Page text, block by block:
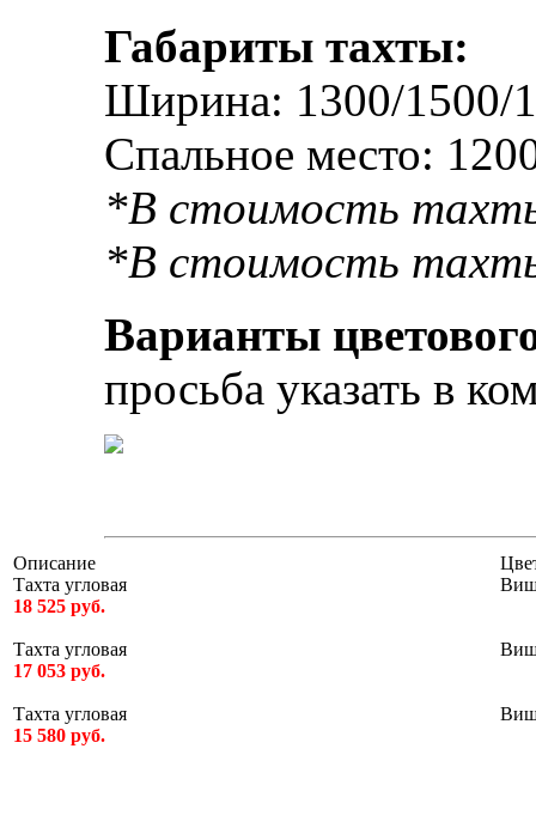
Габариты тахты:
Ширина: 1300/1500/
Спальное место:
*В стоимость
*В стоимость
Варианты
просьба указать в
Описание
Тахта угловая
18 525 руб.
Тахта угловая
17 053 руб.
Тахта угловая
15 580 руб.